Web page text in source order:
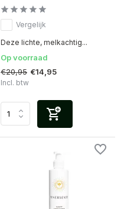
Vergelijk
Deze lichte, melkachtig...
Op voorraad
€20,95 €14,95
Incl. btw